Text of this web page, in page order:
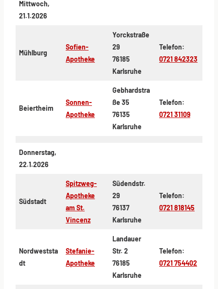
Mittwoch,
21.1.2026
Mühlburg
Sofien-
Apotheke
Yorckstraße
29
76185
Karlsruhe
Telefon:
0721 842323
Beiertheim
Sonnen-
Apotheke
Gebhardstra
ße 35
76135
Karlsruhe
Telefon:
0721 31109
Donnerstag,
22.1.2026
Südstadt
Spitzweg-
Apotheke
am St.
Vincenz
Südendstr.
29
76137
Karlsruhe
Telefon:
0721 818145
Nordweststa
dt
Stefanie-
Apotheke
Landauer
Str. 2
76185
Karlsruhe
Telefon:
0721 754402